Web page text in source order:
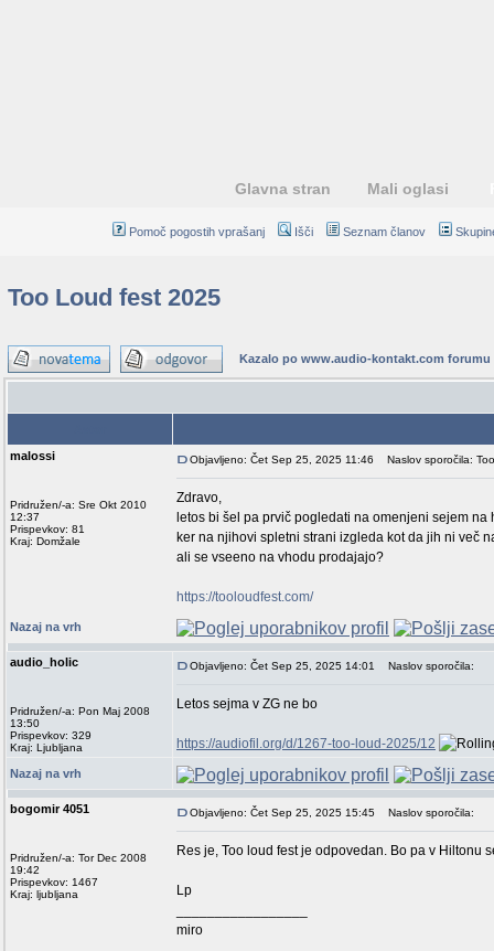
Glavna stran Mali oglasi
Pomoč pogostih vprašanj Išči Seznam članov
Too Loud fest 2025
Kazalo po www.audio-kontakt.com forumu
malossi
Pridružen/-a: Sre Okt 2010
12:37
Prispevkov: 81
Kraj: Domžale
Objavljeno: Čet Sep 25, 2025 11:46 Naslov sporočila:
Zdravo,
letos bi šel pa prvič pogledati na omenjeni sejem
ker na njihovi spletni strani izgleda kot da jih ni več
ali se vseeno na vhodu prodajajo?
https://tooloudfest.com/
Nazaj na vrh
audio_holic
Pridružen/-a: Pon Maj 2008
13:50
Prispevkov: 329
Kraj: Ljubljana
Objavljeno: Čet Sep 25, 2025 14:01 Naslov sporočila:
Letos sejma v ZG ne bo
https://audiofil.org/d/1267-too-loud-2025/12
Nazaj na vrh
bogomir 4051
Pridružen/-a: Tor Dec 2008
19:42
Prispevkov: 1467
Kraj: ljubljana
Objavljeno: Čet Sep 25, 2025 15:45 Naslov sporočila:
Res je, Too loud fest je odpovedan. Bo pa v Hiltonu
Lp
miro